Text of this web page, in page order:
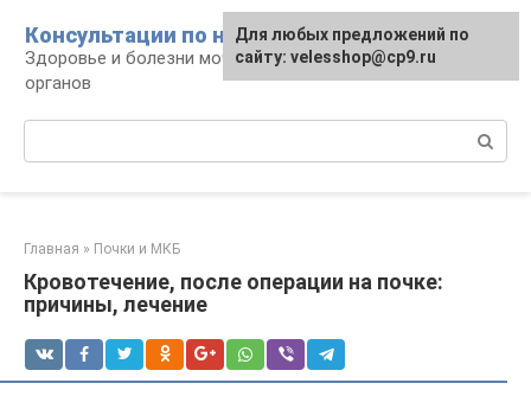
контенту
Консультации по нефрологии
Здоровье и болезни мочевыделительных
органов
Главная » Почки и МКБ
Кровотечение, после операции на почке:
причины, лечение
Для любых предложений по
сайту: velesshop@cp9.ru